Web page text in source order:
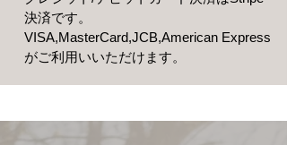
決済です。
VISA,MasterCard,JCB,American Express
がご利用いいただけます。